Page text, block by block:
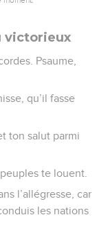
victorieux
Psaume,
qu’il fasse
ton salut parmi
te louent.
l’allégresse, car
les nations